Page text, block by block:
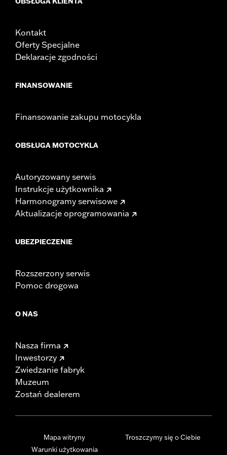
Kontakt
Oferty Specjalne
Deklaracje zgodności
FINANSOWANIE
Finansowanie zakupu motocykla
OBSŁUGA MOTOCYKLA
Autoryzowany serwis
Instrukcje użytkownika
Harmonogramy serwisowe
Aktualizacje oprogramowania
UBEZPIECZENIE
Rozszerzony serwis
Pomoc drogowa
O NAS
Nasza firma
Inwestorzy
Zwiedzanie fabryk
Muzeum
Zostań dealerem
Mapa witryny
Warunki użytkowania
Troszczymy się o Ciebie